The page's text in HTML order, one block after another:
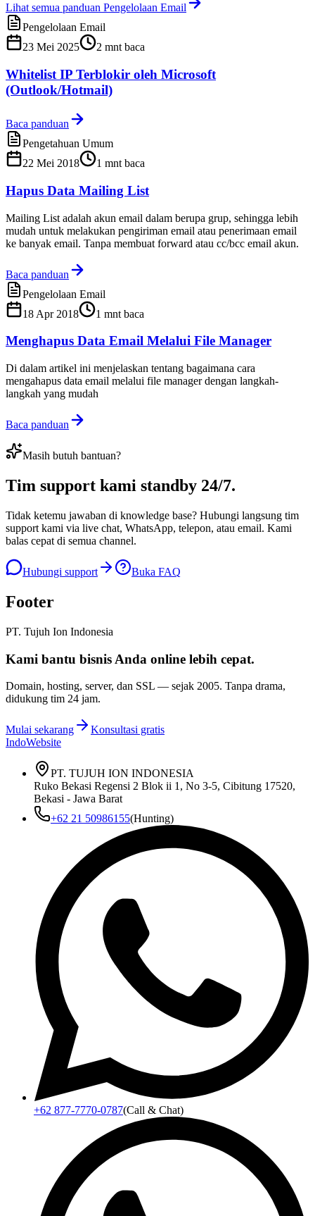
Lihat semua panduan Pengelolaan Email
Pengelolaan Email
23 Mei 2025
2 mnt baca
Whitelist IP Terblokir oleh Microsoft
(Outlook/Hotmail)
Baca panduan
Pengetahuan Umum
22 Mei 2018
1 mnt baca
Hapus Data Mailing List
Mailing List adalah akun email dalam berupa grup, sehingga lebih
mudah untuk melakukan pengiriman email atau penerimaan email
ke banyak email. Tanpa membuat forward atau cc/bcc email akun.
Baca panduan
Pengelolaan Email
18 Apr 2018
1 mnt baca
Menghapus Data Email Melalui File Manager
Di dalam artikel ini menjelaskan tentang bagaimana cara
mengahapus data email melalui file manager dengan langkah-
langkah yang mudah
Baca panduan
Masih butuh bantuan?
Tim support kami standby 24/7.
Tidak ketemu jawaban di knowledge base? Hubungi langsung tim
support kami via live chat, WhatsApp, telepon, atau email. Kami
balas cepat di semua channel.
Hubungi support Buka FAQ
Footer
PT. Tujuh Ion Indonesia
Kami bantu bisnis Anda online lebih cepat.
Domain, hosting, server, dan SSL — sejak 2005. Tanpa drama,
didukung tim 24 jam.
Mulai sekarang
Konsultasi gratis
IndoWebsite
PT. TUJUH ION INDONESIA
Ruko Bekasi Regensi 2 Blok ii 1, No 3-5, Cibitung 17520,
Bekasi - Jawa Barat
+62 21 50986155(Hunting)
+62 877-7770-0787(Call & Chat)